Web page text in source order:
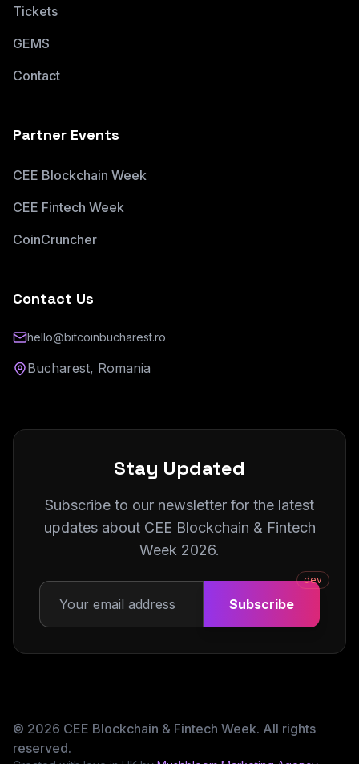
Tickets
GEMS
Contact
Partner Events
CEE Blockchain Week
CEE Fintech Week
CoinCruncher
Contact Us
hello@bitcoinbucharest.ro
Bucharest, Romania
Stay Updated
Subscribe to our newsletter for the latest
updates about CEE Blockchain & Fintech
Week 2026.
Subscribe
dev
© 2026 CEE Blockchain & Fintech Week. All rights
reserved.